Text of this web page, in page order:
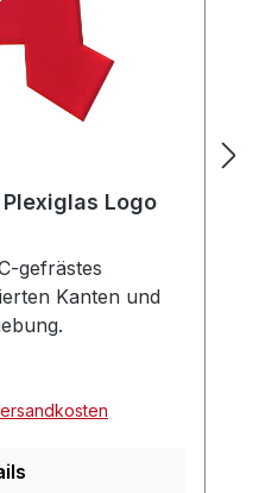
Logo
gefrästes
Kanten und